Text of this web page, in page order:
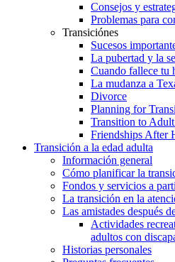
Consejos y
Problemas para
Transiciónes
Sucesos
La pubertad y la
Cuando fallece tu
La mudanza a
Divorce
Planning for
Transition to
Friendships After
Transición a la edad adulta
Información general
Cómo planificar la
Fondos y servicios a
La transición en la
Las amistades después
Actividades
adultos con
Historias personales